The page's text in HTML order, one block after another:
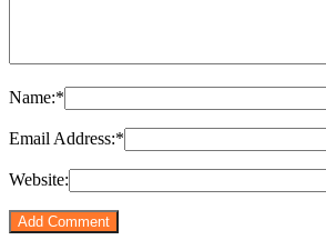
Name:*
Email Address:*
Website: